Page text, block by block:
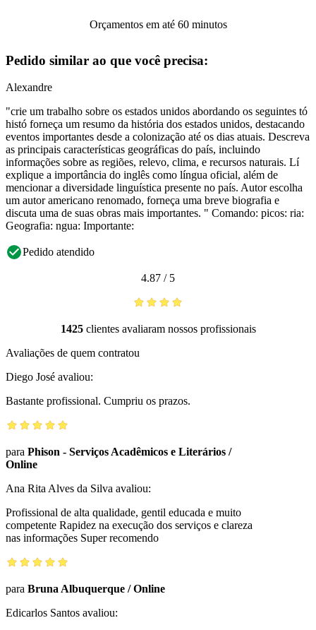
Orçamentos em até 60 minutos
Pedido similar ao que você precisa:
Alexandre
"crie um trabalho sobre os estados unidos abordando os seguintes tó
histó forneça um resumo da história dos estados unidos, destacando
eventos importantes desde a colonização até os dias atuais. Descreva
as principais características geográficas do país, incluindo
informações sobre as regiões, relevo, clima, e recursos naturais. Lí
explique a importância do inglês como língua oficial, além de
mencionar a diversidade linguística presente no país. Autor escolha
um autor americano renomado, forneça uma breve biografia e
discuta uma de suas obras mais importantes. " Comando: picos: ria:
Geografia: ngua: Importante:
Pedido atendido
4.87 / 5
1425clientes avaliaram nossos profissionais
Avaliações de quem contratou
Diego José avaliou:
Bastante profissional. Cumpriu os prazos.
para Phison - Serviços Acadêmicos e Literários /
Online
Ana Rita Alves da Silva avaliou:
Profissional de alta qualidade, gentil educada e muito
competente Rapidez na execução dos serviços e clareza
nas informações Super recomendo
para Bruna Albuquerque /Online
Edicarlos Santos avaliou: